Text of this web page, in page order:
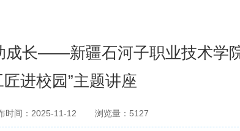
成长——新疆石河子职业技术学
匠进校园”主题讲座
时间：2025-11-12 浏览量： 5127